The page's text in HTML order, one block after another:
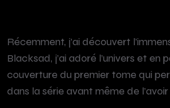
Récemment, j’ai découvert
Blacksad, j’ai adoré l’univers et en
couverture du premier tome qui
dans la série avant même de